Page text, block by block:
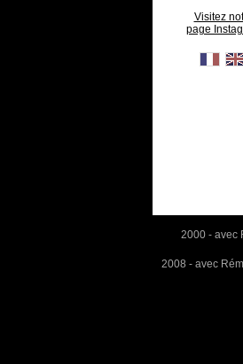
Visitez
page
2000 - avec
2008 - avec